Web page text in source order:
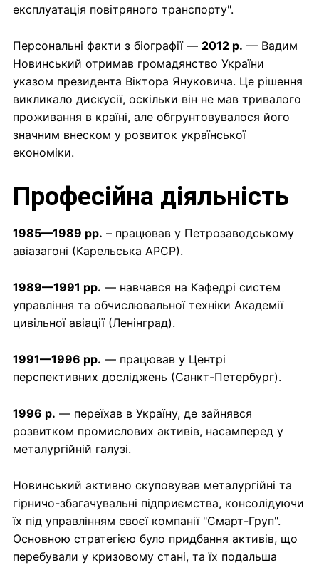
експлуатація повітряного транспорту".
Персональні факти з біографії — 2012 р. — Вадим
Новинський отримав громадянство України
указом президента Віктора Януковича. Це рішення
викликало дискусії, оскільки він не мав тривалого
проживання в країні, але обгрунтовувалося його
значним внеском у розвиток української
економіки.
Професійна діяльність
1985—1989 рр. – працював у Петрозаводському
авіазагоні (Карельська АРСР).
1989—1991 рр. — навчався на Кафедрі систем
управління та обчислювальної техніки Академії
цивільної авіації (Ленінград).
1991—1996 рр. — працював у Центрі
перспективних досліджень (Санкт-Петербург).
1996 р. — переїхав в Україну, де зайнявся
розвитком промислових активів, насамперед у
металургійній галузі.
Новинський активно скуповував металургійні та
гірничо-збагачувальні підприємства, консолідуючи
їх під управлінням своєї компанії "Смарт-Груп".
Основною стратегією було придбання активів, що
перебували у кризовому стані, та їх подальша